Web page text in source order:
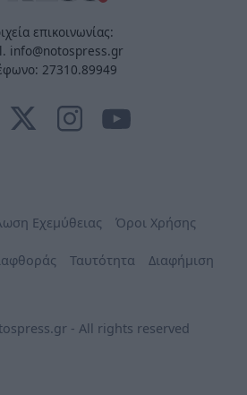
επικοινωνίας:
info@notospress.gr
27310.89949
Εχεμύθειας Όροι Χρήσης
Ταυτότητα Διαφήμιση
- All rights reserved